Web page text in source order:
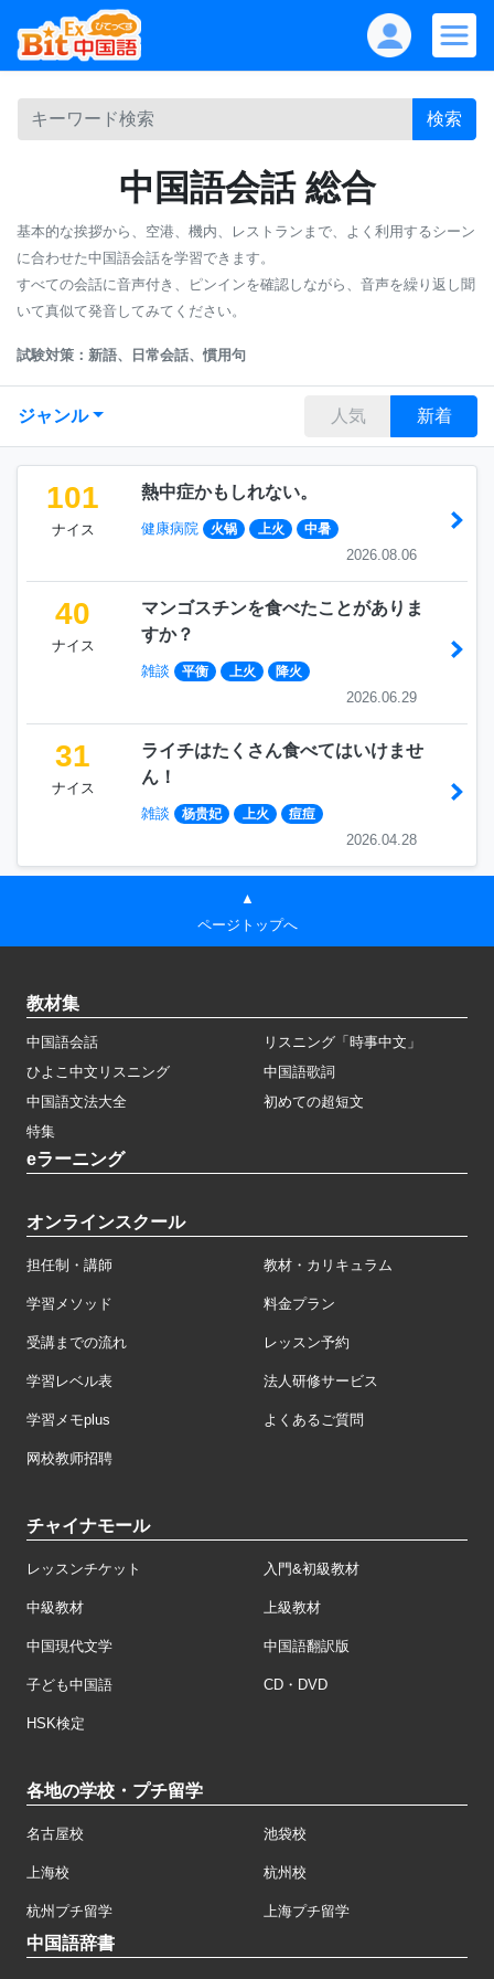
検索
中国語会話 総合
基本的な挨拶から、空港、機内、レストランまで、よく利用するシーン
に合わせた中国語会話を学習できます。
すべての会話に音声付き、ピンインを確認しながら、音声を繰り返し聞
いて真似て発音してみてください。
試験対策：新語、日常会話、慣用句
ジャンル 人気 新着
101
ナイス
熱中症かもしれない。
健康病院 火锅 上火 中暑
2026.08.06
40
ナイス
マンゴスチンを食べたことがありま
すか？
雑談 平衡 上火 降火
2026.06.29
31
ナイス
ライチはたくさん食べてはいけませ
ん！
雑談 杨贵妃 上火 痘痘
2026.04.28
▲
ページトップへ
教材集
中国語会話
リスニング「時事中文」
ひよこ中文リスニング
中国語歌詞
中国語文法大全
初めての超短文
特集
eラーニング
オンラインスクール
担任制・講師 教材・カリキュラム
学習メソッド 料金プラン
受講までの流れ レッスン予約
学習レベル表 法人研修サービス
学習メモplus よくあるご質問
网校教师招聘
チャイナモール
レッスンチケット 入門&初級教材
中級教材 上級教材
中国現代文学 中国語翻訳版
子ども中国語 CD・DVD
HSK検定
各地の学校・プチ留学
名古屋校 池袋校
上海校 杭州校
杭州プチ留学 上海プチ留学
中国語辞書